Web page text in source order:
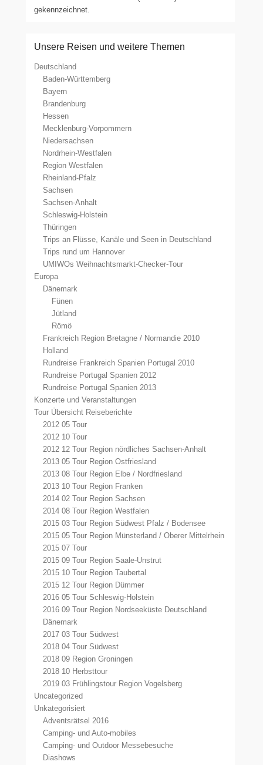
gekennzeichnet.
Unsere Reisen und weitere Themen
Deutschland
Baden-Württemberg
Bayern
Brandenburg
Hessen
Mecklenburg-Vorpommern
Niedersachsen
Nordrhein-Westfalen
Region Westfalen
Rheinland-Pfalz
Sachsen
Sachsen-Anhalt
Schleswig-Holstein
Thüringen
Trips an Flüsse, Kanäle und Seen in Deutschland
Trips rund um Hannover
UMIWOs Weihnachtsmarkt-Checker-Tour
Europa
Dänemark
Fünen
Jütland
Römö
Frankreich Region Bretagne / Normandie 2010
Holland
Rundreise Frankreich Spanien Portugal 2010
Rundreise Portugal Spanien 2012
Rundreise Portugal Spanien 2013
Konzerte und Veranstaltungen
Tour Übersicht Reiseberichte
2012 05 Tour
2012 10 Tour
2012 12 Tour Region nördliches Sachsen-Anhalt
2013 05 Tour Region Ostfriesland
2013 08 Tour Region Elbe / Nordfriesland
2013 10 Tour Region Franken
2014 02 Tour Region Sachsen
2014 08 Tour Region Westfalen
2015 03 Tour Region Südwest Pfalz / Bodensee
2015 05 Tour Region Münsterland / Oberer Mittelrhein
2015 07 Tour
2015 09 Tour Region Saale-Unstrut
2015 10 Tour Region Taubertal
2015 12 Tour Region Dümmer
2016 05 Tour Schleswig-Holstein
2016 09 Tour Region Nordseeküste Deutschland
Dänemark
2017 03 Tour Südwest
2018 04 Tour Südwest
2018 09 Region Groningen
2018 10 Herbsttour
2019 03 Frühlingstour Region Vogelsberg
Uncategorized
Unkategorisiert
Adventsrätsel 2016
Camping- und Auto-mobiles
Camping- und Outdoor Messebesuche
Diashows